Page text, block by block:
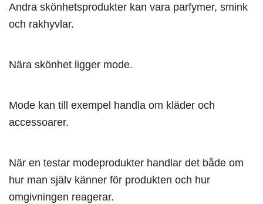
Andra skönhetsprodukter kan vara parfymer, smink
och rakhyvlar.
Nära skönhet ligger mode.
Mode kan till exempel handla om kläder och
accessoarer.
När en testar modeprodukter handlar det både om
hur man själv känner för produkten och hur
omgivningen reagerar.